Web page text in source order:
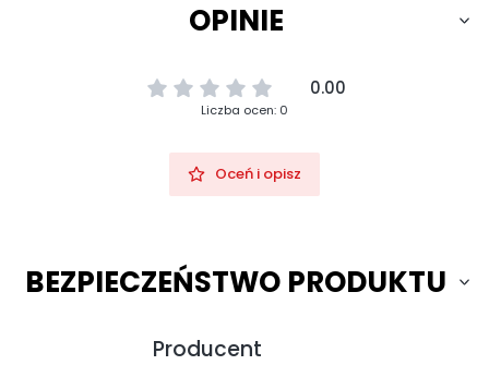
OPINIE
0.00
Liczba ocen: 0
Oceń i opisz
BEZPIECZEŃSTWO PRODUKTU
Producent